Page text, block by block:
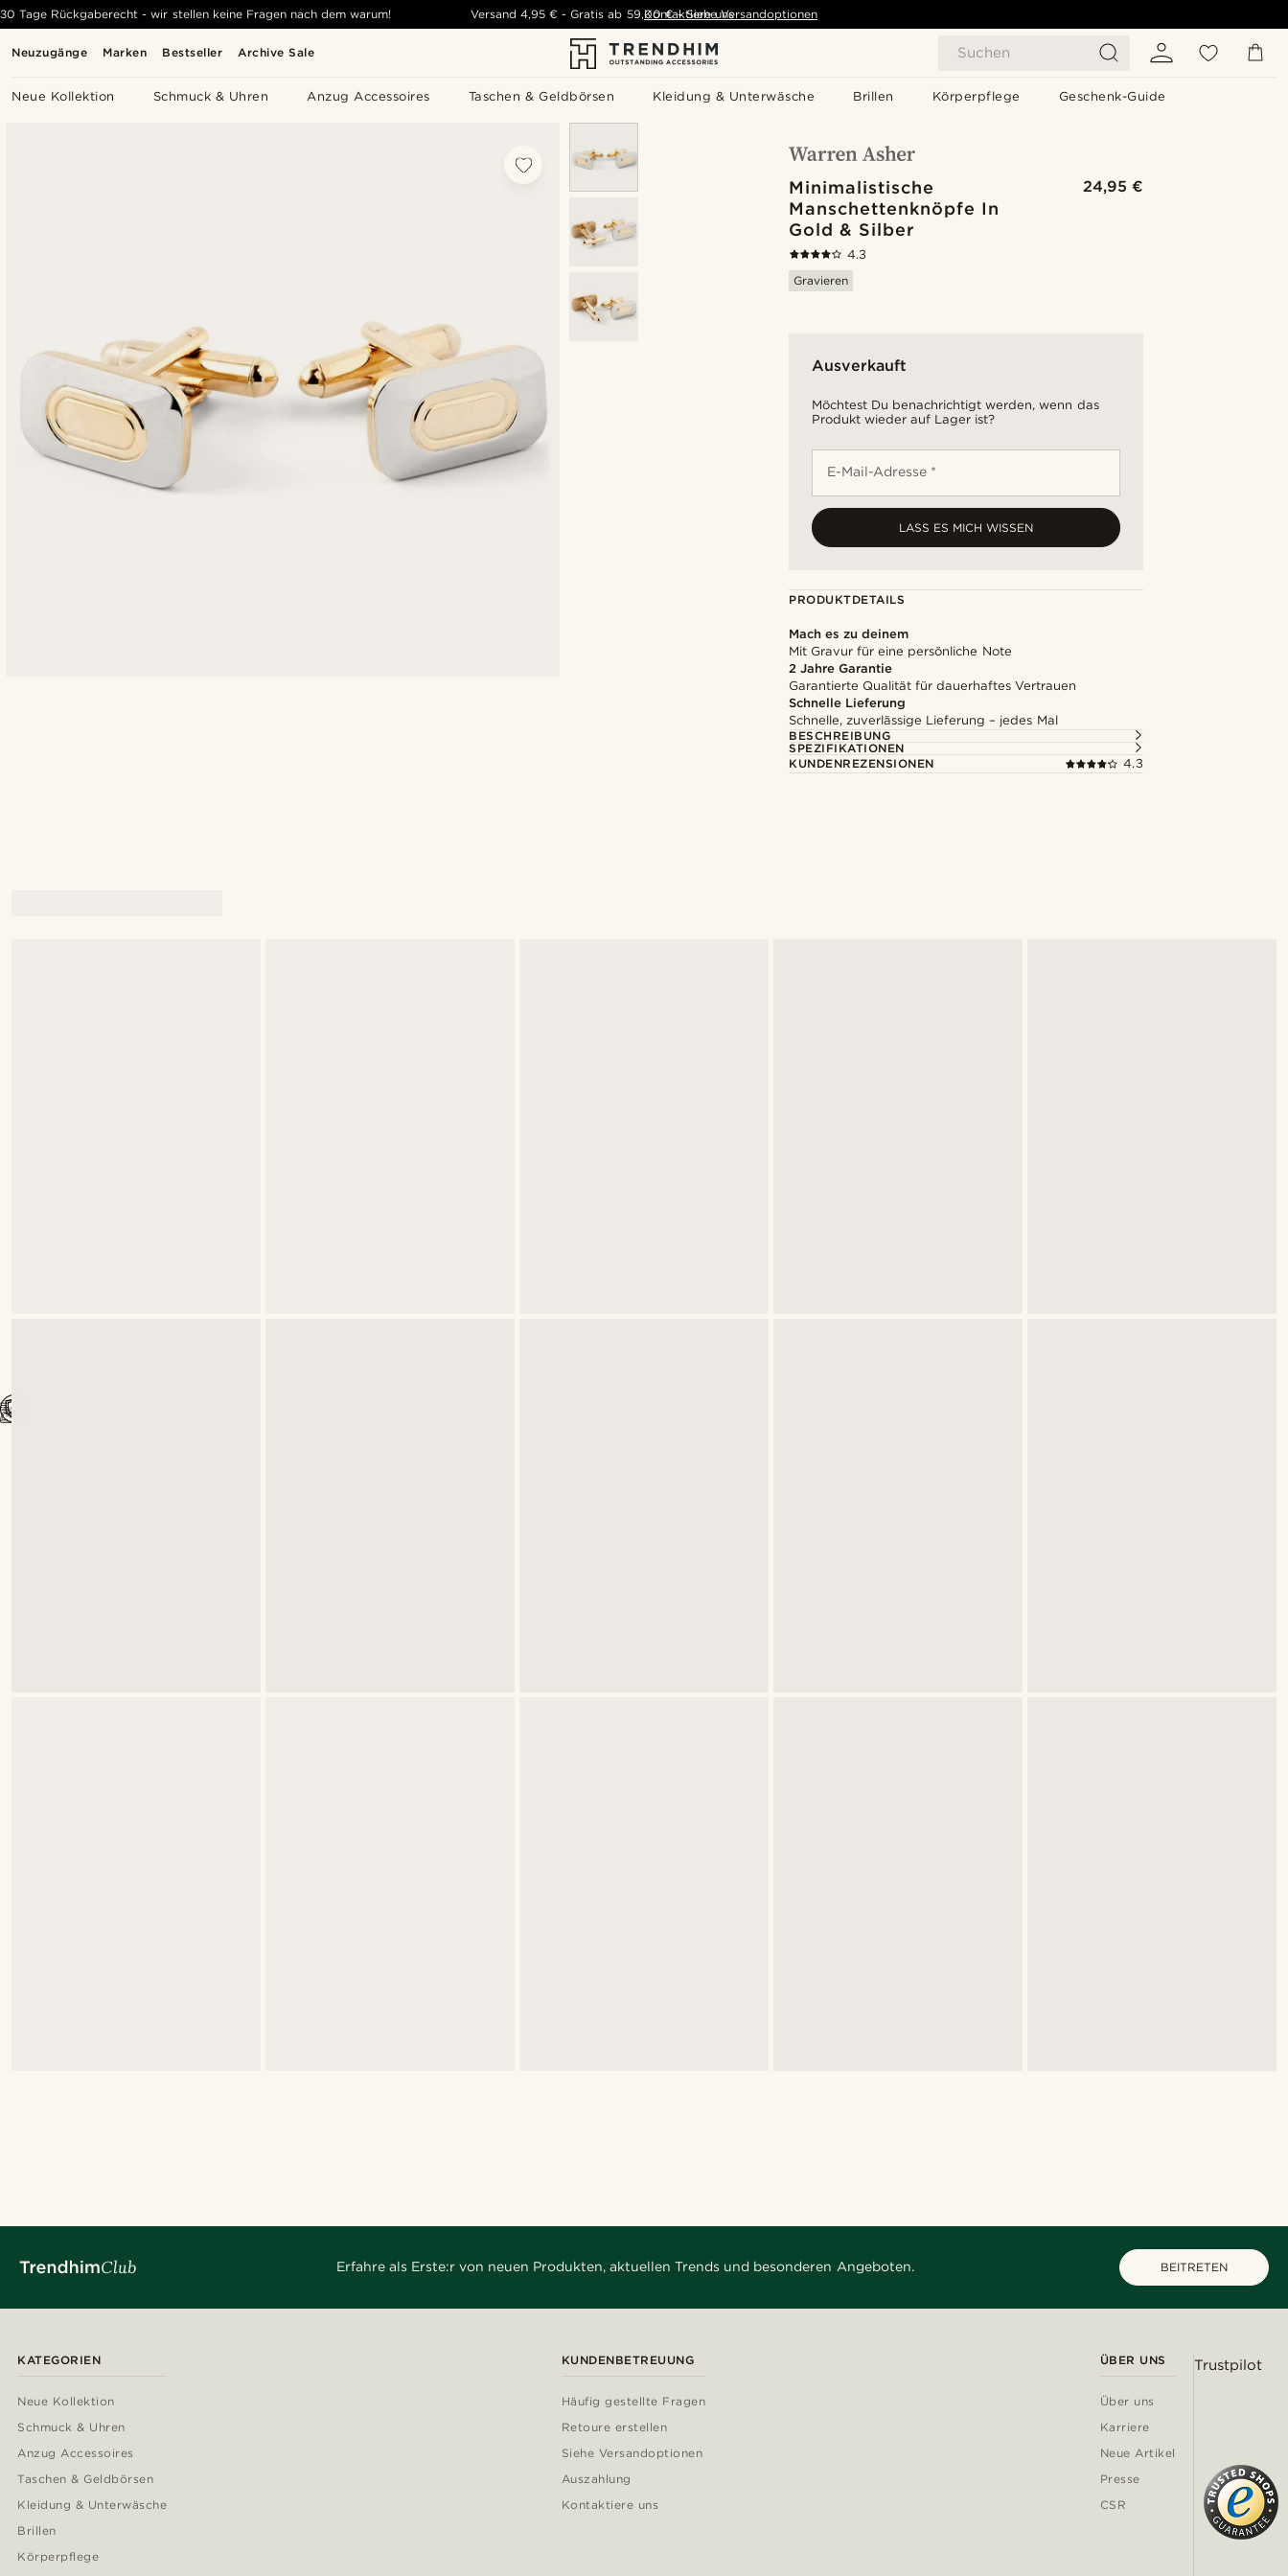
Neuzugänge Marken Bestseller Archive Sale Suchen
Neue Kollektion Schmuck & Uhren Anzug Accessoires Taschen & Geldbörsen Kleidung & Unterwäsche Brillen Körperpflege Geschenk-Guide
30 Tage Rückgaberecht - wir stellen keine Fragen nach dem warum! Versand 4,95 € -Gratis ab 59,00 € - Siehe Versandoptionen
Kontaktiere uns
Minimalistische
Manschettenknöpfe In
Gold & Silber
24,95 €
4.3
Gravieren
Ausverkauft
Möchtest Du benachrichtigt werden, wenn das
Produkt wieder auf Lager ist?
E-Mail-Adresse *
LASS ES MICH WISSEN
PRODUKTDETAILS
Mach es zu deinem
Mit Gravur für eine persönliche Note
2 Jahre Garantie
Garantierte Qualität für dauerhaftes Vertrauen
Schnelle Lieferung
Schnelle, zuverlässige Lieferung – jedes Mal
BESCHREIBUNG
SPEZIFIKATIONEN
KUNDENREZENSIONEN
4.3
Erfahre als Erste:r von neuen Produkten, aktuellen Trends und besonderen Angeboten. BEITRETEN
KATEGORIEN
Neue Kollektion
Schmuck & Uhren
Anzug Accessoires
Taschen & Geldbörsen
Kleidung & Unterwäsche
Brillen
Körperpflege
KUNDENBETREUUNG
Häufig gestellte Fragen
Retoure erstellen
Siehe Versandoptionen
Auszahlung
Kontaktiere uns
ÜBER UNS
Über uns
Karriere
Neue Artikel
Presse
CSR
Trustpilot